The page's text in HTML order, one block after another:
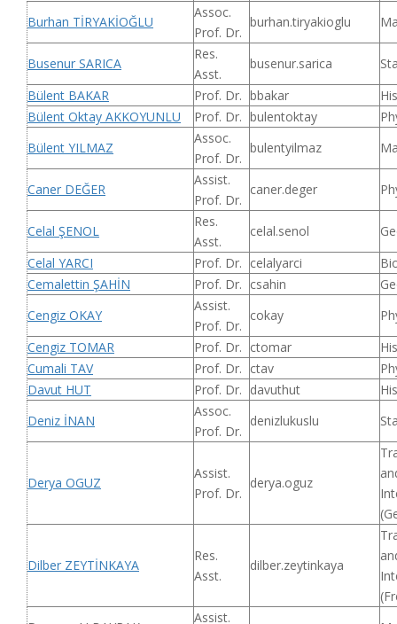
Burhan TİRYAKİOĞLU
Assoc.
Prof. Dr.
burhan.tiryakioglu
Busenur SARICA
Res.
Asst.
busenur.sarica
Bülent BAKAR
Prof. Dr. bbakar
Bülent Oktay AKKOYUNLU
Prof. Dr. bulentoktay
Bülent YILMAZ
Assoc.
Prof. Dr.
bulentyilmaz
Caner DEĞER
Assist.
Prof. Dr.
caner.deger
Celal ŞENOL
Res.
Asst.
celal.senol
Celal YARCI
Prof. Dr. celalyarci
Cemalettin ŞAHİN
Prof. Dr. csahin
Cengiz OKAY
Assist.
Prof. Dr.
cokay
Cengiz TOMAR
Prof. Dr. ctomar
Cumali TAV
Prof. Dr. ctav
Davut HUT
Prof. Dr. davuthut
Deniz İNAN
Assoc.
Prof. Dr.
denizlukuslu
Derya OGUZ
Assist.
Prof. Dr.
derya.oguz
Dilber ZEYTİNKAYA
Res.
Asst.
dilber.zeytinkaya
Assist.